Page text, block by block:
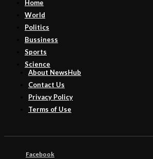
Home
World
Politics
Bussiness
Sports
Science
About NewsHub
Contact Us
Privacy Policy
Terms of Use
Facebook